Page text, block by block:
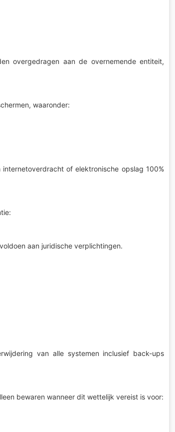
overgedragen aan de overnemende entiteit,
waaronder:
of elektronische opslag 100%
aan juridische verplichtingen.
van alle systemen inclusief back-ups
bewaren wanneer dit wettelijk vereist is voor: